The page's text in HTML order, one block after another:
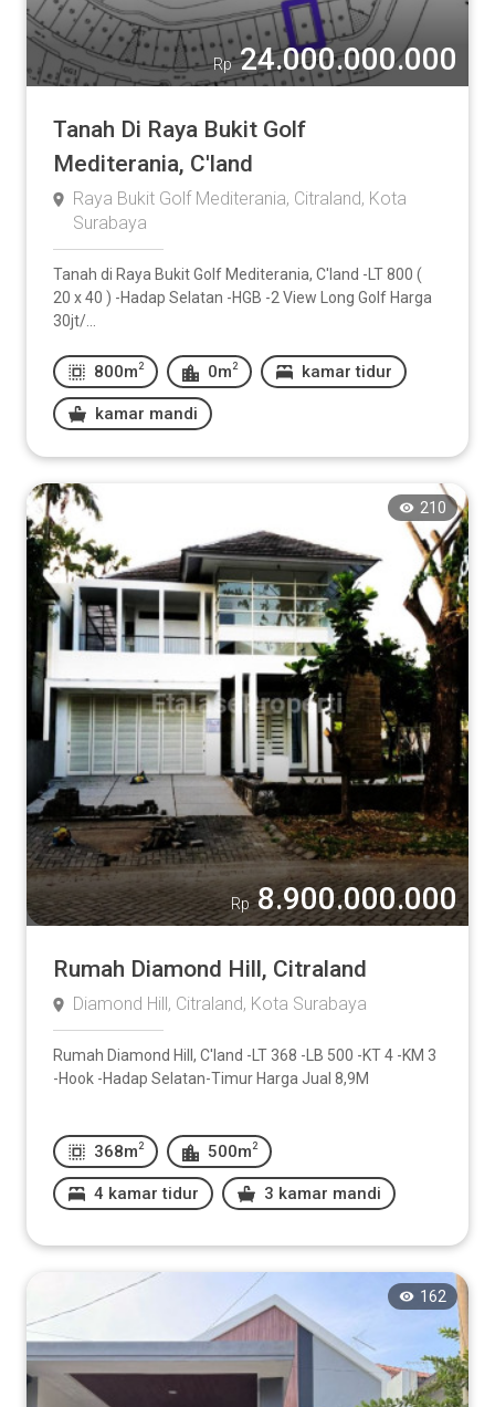
Rp 24.000.000.000
Tanah Di Raya Bukit Golf
Mediterania, C'land
Raya Bukit Golf Mediterania, Citraland, Kota
Surabaya
Tanah di Raya Bukit Golf Mediterania, C'land -LT 800 (
20 x 40 ) -Hadap Selatan -HGB -2 View Long Golf Harga
30jt/...
800m 2 0m 2 kamar tidur
kamar mandi
210
Rp 8.900.000.000
Rumah Diamond Hill, Citraland
Diamond Hill, Citraland, Kota Surabaya
Rumah Diamond Hill, C'land -LT 368 -LB 500 -KT 4 -KM 3
-Hook -Hadap Selatan-Timur Harga Jual 8,9M
368m 2 500m 2
4 kamar tidur 3 kamar mandi
162